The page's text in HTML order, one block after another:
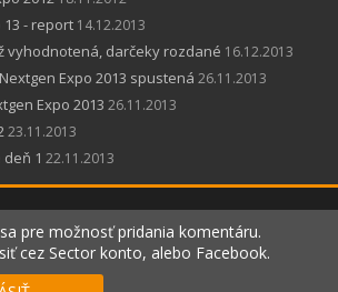
13 - report 14.12.2013
vyhodnotená, darčeky rozdané 16.12.2013
Expo 2013 spustená 26.11.2013
Expo 2013 26.11.2013
23.11.2013
1 22.11.2013
pre možnosť pridania komentáru.
cez Sector konto, alebo Facebook.